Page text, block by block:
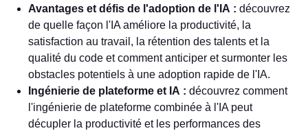
Avantages et défis de l'adoption de l'IA : découvrez
de quelle façon l'IA améliore la productivité, la
satisfaction au travail, la rétention des talents et la
qualité du code et comment anticiper et surmonter les
obstacles potentiels à une adoption rapide de l'IA.
Ingénierie de plateforme et IA : découvrez comment
l'ingénierie de plateforme combinée à l'IA peut
décupler la productivité et les performances des